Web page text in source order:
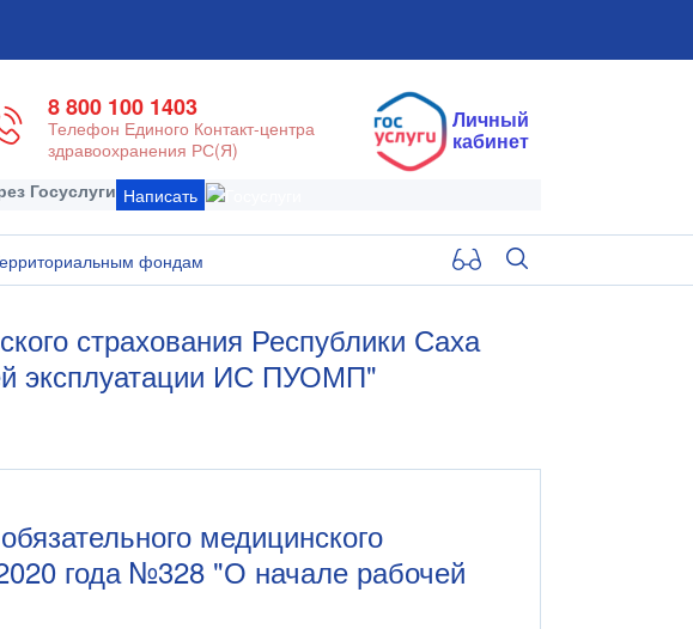
Личный
кабинет
8 800 100 1403
Телефон Единого Контакт-центра
здравоохранения РС(Я)
Госуслуги Написать
фондам
страхования Республики Саха
эксплуатации ИС ПУОМП"
медицинского
года №328 "О начале рабочей